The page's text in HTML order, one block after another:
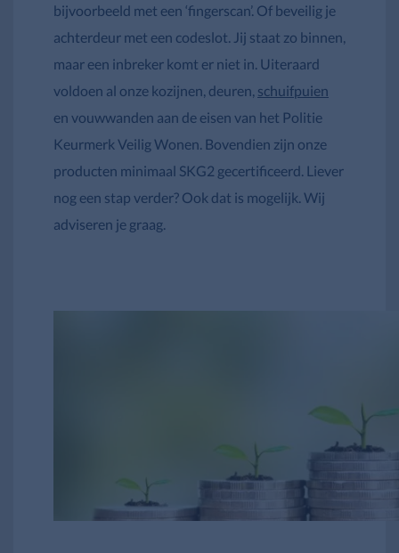
bijvoorbeeld met een ‘fingerscan’. Of beveilig je
achterdeur met een codeslot. Jij staat zo binnen,
maar een inbreker komt er niet in. Uiteraard
voldoen al onze kozijnen, deuren, schuifpuien
en vouwwanden aan de eisen van het Politie
Keurmerk Veilig Wonen. Bovendien zijn onze
producten minimaal SKG2 gecertificeerd. Liever
nog een stap verder? Ook dat is mogelijk. Wij
adviseren je graag.